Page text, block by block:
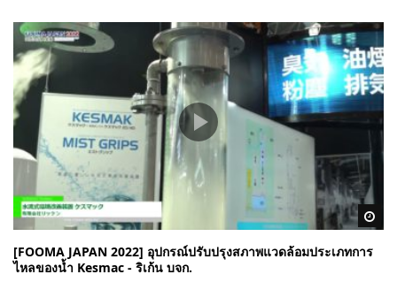
[FOOMA JAPAN 2022] อุปกรณ์ปรับปรุงสภาพแวดล้อมประเภทการ
ไหลของน้ำ Kesmac - ริเก้น บจก.